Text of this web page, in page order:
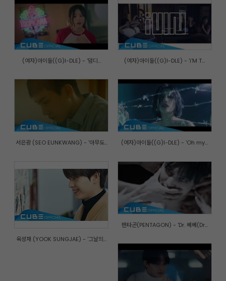
(여자)아이들((G)I-DLE) - '덤디... (여자)아이들((G)I-DLE) - 'i'M T...
서은광 (SEO EUNKWANG) - '아무도... (여자)아이들((G)I-DLE) - 'Oh my...
육성재 (YOOK SUNGJAE) - '그날의...
펜타곤(PENTAGON) - 'Dr. 베베(Dr...